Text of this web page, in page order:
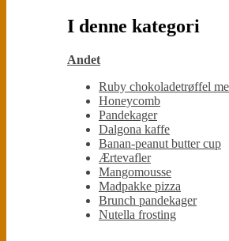
I denne kategori
Andet
Ruby chokoladetrøffel
Honeycomb
Pandekager
Dalgona kaffe
Banan-peanut butter cup
Ærtevafler
Mangomousse
Madpakke pizza
Brunch pandekager
Nutella frosting